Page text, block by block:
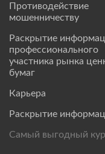
Противодействие
мошенничеству
Раскрытие
профессионального
участника рынка
бумаг
Карьера
Раскрытие
Самый выгодный